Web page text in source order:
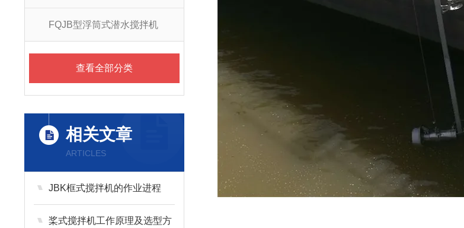
FQJB型浮筒式潜水搅拌机
查看全部分类
相关文章
ARTICLES
JBK框式搅拌机的作业进程
桨式搅拌机工作原理及选型方